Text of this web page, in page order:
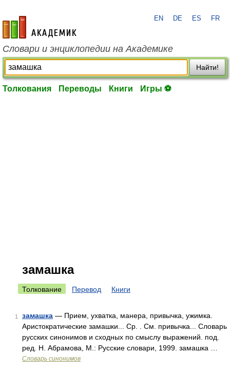
academic.ru
EN DE ES FR
Словари и энциклопедии на Академике
Найти!
Толкования Переводы Книги Игры ⚽
замашка
Толкование Перевод Книги
1 замашка — Прием, ухватка, манера, привычка, ужимка.
Аристократические замашки... Ср. . См. привычка... Словарь
русских синонимов и сходных по смыслу выражений. под.
ред. Н. Абрамова, М.: Русские словари, 1999. замашка …
Словарь синонимов